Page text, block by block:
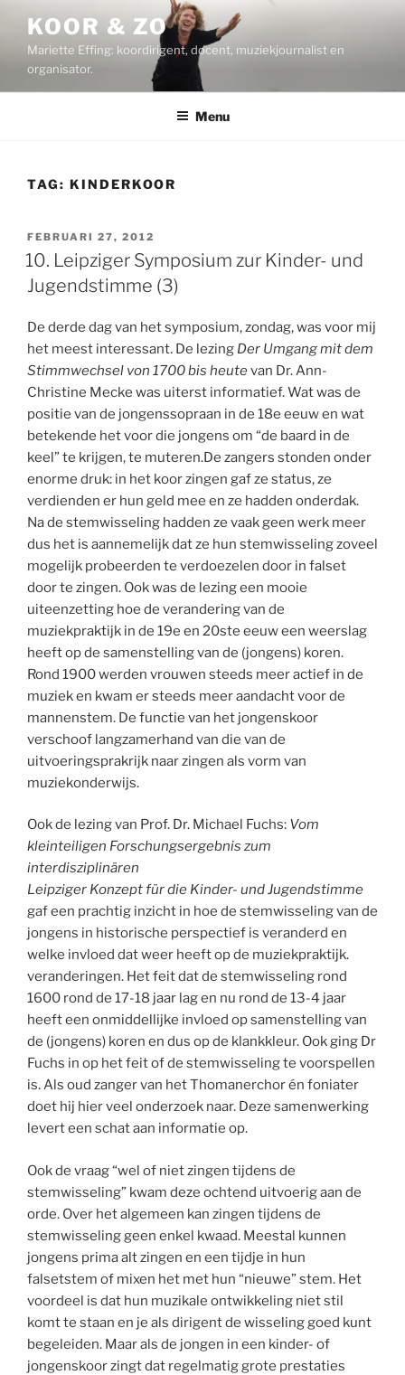
inhoud
KOOR & ZO
Mariette Effing: koordirigent, docent, muziekjournalist en
organisator.
Menu
TAG: KINDERKOOR
GEPLAATST
OP
FEBRUARI 27, 2012
10. Leipziger Symposium zur Kinder- und
Jugendstimme (3)
De derde dag van het symposium, zondag, was voor mij
het meest interessant. De lezing Der Umgang mit dem
Stimmwechsel von 1700 bis heutevan Dr. Ann-
Christine Mecke was uiterst informatief. Wat was de
positie van de jongenssopraan in de 18e eeuw en wat
betekende het voor die jongens om “de baard in de
keel” te krijgen, te muteren.De zangers stonden onder
enorme druk: in het koor zingen gaf ze status, ze
verdienden er hun geld mee en ze hadden onderdak.
Na de stemwisseling hadden ze vaak geen werk meer
dus het is aannemelijk dat ze hun stemwisseling zoveel
mogelijk probeerden te verdoezelen door in falset
door te zingen. Ook was de lezing een mooie
uiteenzetting hoe de verandering van de
muziekpraktijk in de 19e en 20ste eeuw een weerslag
heeft op de samenstelling van de (jongens) koren.
Rond 1900 werden vrouwen steeds meer actief in de
muziek en kwam er steeds meer aandacht voor de
mannenstem. De functie van het jongenskoor
verschoof langzamerhand van die van de
uitvoeringsprakrijk naar zingen als vorm van
muziekonderwijs.
Ook de lezing van Prof. Dr. Michael Fuchs: Vom
kleinteiligen Forschungsergebnis zum
interdisziplinären
Leipziger Konzept für die Kinder- und Jugendstimme
gaf een prachtig inzicht in hoe de stemwisseling van de
jongens in historische perspectief is veranderd en
welke invloed dat weer heeft op de muziekpraktijk.
veranderingen. Het feit dat de stemwisseling rond
1600 rond de 17-18 jaar lag en nu rond de 13-4 jaar
heeft een onmiddellijke invloed op samenstelling van
de (jongens) koren en dus op de klankkleur. Ook ging Dr
Fuchs in op het feit of de stemwisseling te voorspellen
is. Als oud zanger van het Thomanerchor én foniater
doet hij hier veel onderzoek naar. Deze samenwerking
levert een schat aan informatie op.
Ook de vraag “wel of niet zingen tijdens de
stemwisseling” kwam deze ochtend uitvoerig aan de
orde. Over het algemeen kan zingen tijdens de
stemwisseling geen enkel kwaad. Meestal kunnen
jongens prima alt zingen en een tijdje in hun
falsetstem of mixen het met hun “nieuwe” stem. Het
voordeel is dat hun muzikale ontwikkeling niet stil
komt te staan en je als dirigent de wisseling goed kunt
begeleiden. Maar als de jongen in een kinder- of
jongenskoor zingt dat regelmatig grote prestaties